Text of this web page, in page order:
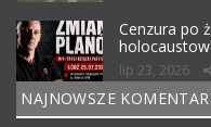
Cenzura po
lip 23, 2026
NAJNOWSZE